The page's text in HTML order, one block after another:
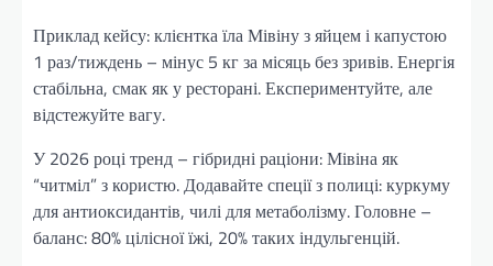
Приклад кейсу: клієнтка їла Мівіну з яйцем і капустою
1 раз/тиждень – мінус 5 кг за місяць без зривів. Енергія
стабільна, смак як у ресторані. Експериментуйте, але
відстежуйте вагу.
У 2026 році тренд – гібридні раціони: Мівіна як
“читміл” з користю. Додавайте спеції з полиці: куркуму
для антиоксидантів, чилі для метаболізму. Головне –
баланс: 80% цілісної їжі, 20% таких індульгенцій.